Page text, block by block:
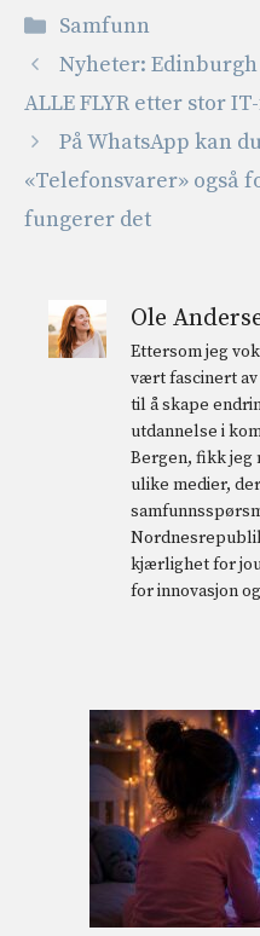
Kategorier
Samfunn
Nyheter: Edinburgh
ALLE FLYR etter stor
På WhatsApp kan
«Telefonsvarer» også
fungerer det
Ole
Ettersom jeg
vært fascinert
til å skape
utdannelse i
Bergen, fikk jeg
ulike medier,
kjærlighet for
for innovasjon